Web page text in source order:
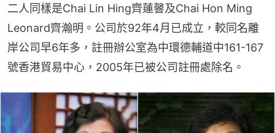
二人同樣是Chai Lin Hing齊蓮韾及Chai Hon Ming
Leonard齊瀚明。公司於92年4月已成立，較同名離
岸公司早6年多，註冊辦公室為中環德輔道中161-167
號香港貿易中心，2005年已被公司註冊處除名。